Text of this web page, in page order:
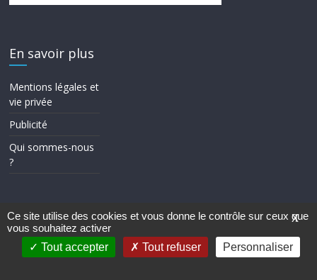
En savoir plus
Mentions légales et
vie privée
Publicité
Qui sommes-nous
?
Copyright © 2026
Theme ColorMag par
ThemeGrill.. Propulsé parWordPress.
X
Ce site utilise des cookies et vous donne le contrôle sur ceux que
vous souhaitez activer
Tout accepter
Tout refuser Personnaliser